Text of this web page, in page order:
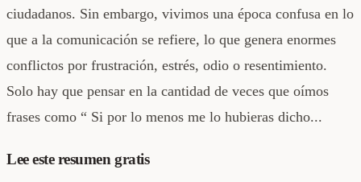
ciudadanos. Sin embargo, vivimos una época confusa en lo
que a la comunicación se refiere, lo que genera enormes
conflictos por frustración, estrés, odio o resentimiento.
Solo hay que pensar en la cantidad de veces que oímos
frases como “ Si por lo menos me lo hubieras dicho...
Lee este resumen gratis